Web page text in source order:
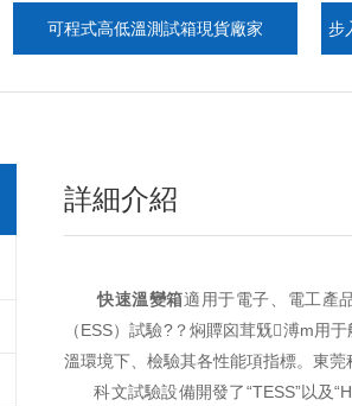
可程式高低溫測試箱現貨廠家 步入式恒
詳細介紹
快速溫變箱適用于電子、電工產
（ESS）試驗?？焖贉囟茸兓溥m用
溫環境下、檢驗其各性能項指標。東莞
科文試驗設備開發了“TESS”以及